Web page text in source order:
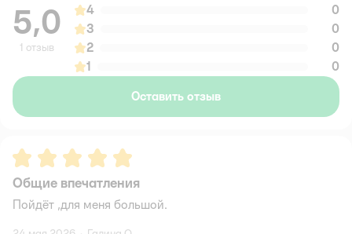
5,0
1 отзыв
4
0
3
0
2
0
1
0
Оставить отзыв
Рейтинг:5
Общие впечатления
Пойдёт ,для меня большой.